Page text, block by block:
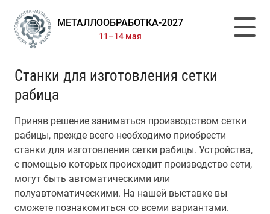
МЕТАЛЛООБРАБОТКА-2027
11–14 мая
Станки для изготовления сетки
рабица
Приняв решение заниматься производством сетки
рабицы, прежде всего необходимо приобрести
станки для изготовления сетки рабицы. Устройства,
с помощью которых происходит производство сети,
могут быть автоматическими или
полуавтоматическими. На нашей выставке вы
сможете познакомиться со всеми вариантами.